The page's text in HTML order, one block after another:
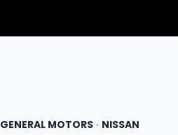
GENERAL MOTORS ∙ NISSAN